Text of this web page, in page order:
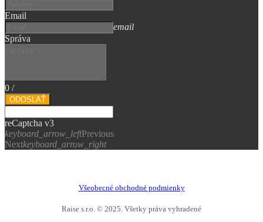
Email
email
Správa
0 /
ODOSLAŤ
reCaptcha v3
keyboard_arrow_leftPrevious
Nextkeyboard_arrow_right
Všeobecné obchodné podmienky
Raise s.r.o. © 2025. Všetky práva vyhradené